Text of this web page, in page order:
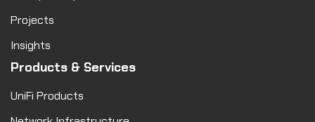
Projects
Insights
Products & Services
UniFi Products